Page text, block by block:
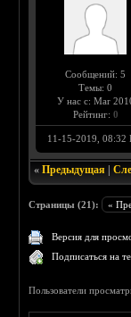
Сообщений: 5
Темы: 0
У нас с: Mar
Рейтинг: 0
11-15-2019, 08:32
«Предыдущая |
Страницы (21): «
Версия для
Подписаться на
Пользователи